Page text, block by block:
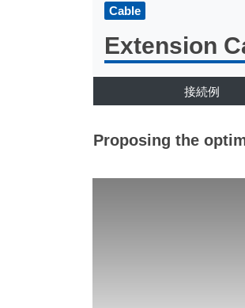
Cable
Extension
接続例
Proposing the